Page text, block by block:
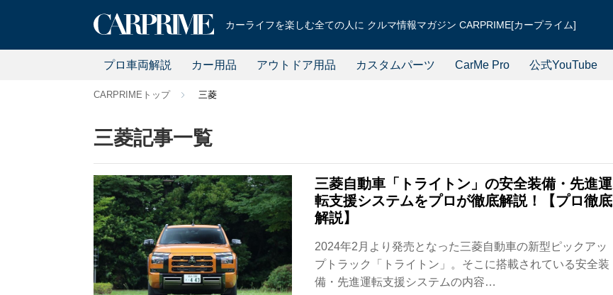
カーライフを楽しむ全ての人に クルマ情報マガジン CARPRIME[カープライム]
プロ車両解説 カー用品 アウトドア用品 カスタムパーツ CarMe Pro 公式YouTube
CARPRIMEトップ 三菱
三菱記事一覧
三菱自動車「トライトン」の安全装備・先進運
転支援システムをプロが徹底解説！【プロ徹底
解説】
2024年2月より発売となった三菱自動車の新型ピックアッ
プトラック「トライトン」。そこに搭載されている安全装
備・先進運転支援システムの内容…